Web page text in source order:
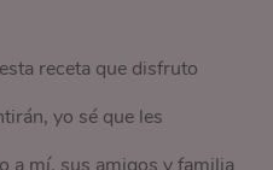
receta que disfruto
yo sé que les